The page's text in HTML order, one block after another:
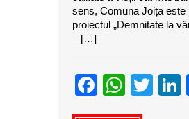
sens, Comuna Joița este
proiectul „Demnitate la
– […]